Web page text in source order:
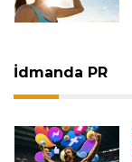
İdmanda PR